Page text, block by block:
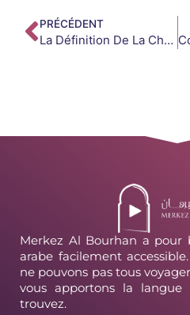
PRÉCÉDENT
La Définition De La Charia
Merkez Al Bourhan a
arabe facilement
ne pouvons pas tous
vous apportons la
trouvez.